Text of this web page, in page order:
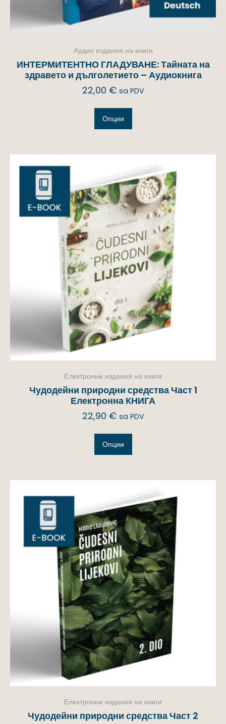
Аудио издания на книги
ИНТЕРМИТЕНТНО ГЛАДУВАНЕ: Тайната на
здравето и дълголетието – Аудиокнига
22,00 € sa PDV
Опции
Електронни издания на книги
Чудодейни природни средства Част 1
Електронна КНИГА
22,90 € sa PDV
Опции
Електронни издания на книги
Чудодейни природни средства Част 2